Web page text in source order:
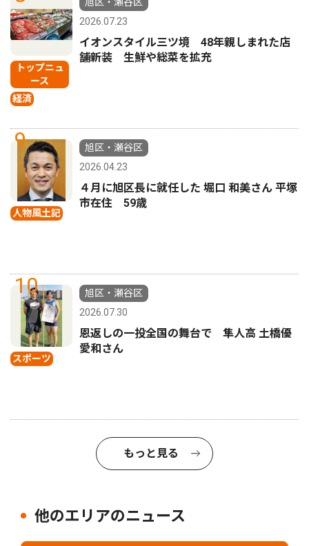
トップニュ
ース
経済
2026.07.23
イオンスタイル三ツ境 48年親しまれた店
舗新装 生鮮や総菜を拡充
9
人物風土記
旭区・瀬谷区
2026.04.23
４月に旭区長に就任した 堀口 和美さん 平塚
市在住 59歳
10
スポーツ
旭区・瀬谷区
2026.07.30
恩返しの一投全国の舞台で 隼人高 土橋優
愛和さん
もっと見る
他のエリアのニュース